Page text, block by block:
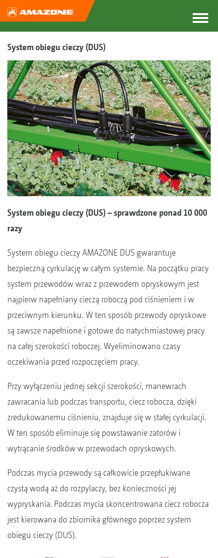
System obiegu cieczy (DUS)
System obiegu cieczy (DUS) – sprawdzone ponad 10 000
razy
System obiegu cieczy AMAZONE DUS gwarantuje
bezpieczną cyrkulację w całym systemie. Na początku pracy
system przewodów wraz z przewodem opryskowym jest
najpierw napełniany cieczą roboczą pod ciśnieniem i w
przeciwnym kierunku. W ten sposób przewody opryskowe
są zawsze napełnione i gotowe do natychmiastowej pracy
na całej szerokości roboczej. Wyeliminowano czasy
oczekiwania przed rozpoczęciem pracy.
Przy wyłączeniu jednej sekcji szerokości, manewrach
zawracania lub podczas transportu, ciecz robocza, dzięki
zredukowanemu ciśnieniu, znajduje się w stałej cyrkulacji.
W ten sposób eliminuje się powstawanie zatorów i
wytrącanie środków w przewodach opryskowych.
Podczas mycia przewody są całkowicie przepłukiwane
czystą wodą aż do rozpylaczy, bez konieczności jej
wypryskania. Podczas mycia skoncentrowana ciecz robocza
jest kierowana do zbiornika głównego poprzez system
obiegu cieczy (DUS).